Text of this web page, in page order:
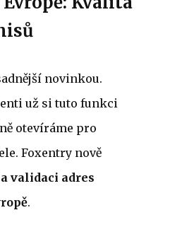
novinkou.
už si tuto funkci
otevíráme pro
Foxentry nově
validaci adres
.